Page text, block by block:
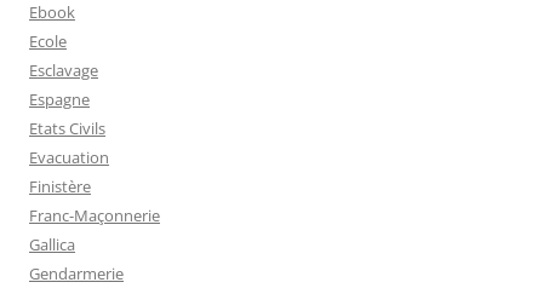
Ebook
Ecole
Esclavage
Espagne
Etats Civils
Evacuation
Finistère
Franc-Maçonnerie
Gallica
Gendarmerie